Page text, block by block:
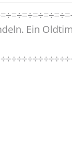
Ein